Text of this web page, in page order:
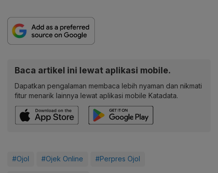
Baca artikel ini lewat aplikasi mobile.
Dapatkan pengalaman membaca lebih nyaman dan nikmati
fitur menarik lainnya lewat aplikasi mobile Katadata.
#Ojol #Ojek Online #Perpres Ojol